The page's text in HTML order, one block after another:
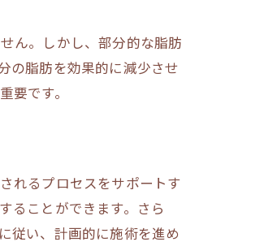
ん。しかし、部分的な脂肪
の脂肪を効果的に減少させ
です。
れるプロセスをサポートす
ることができます。さら
従い、計画的に施術を進め